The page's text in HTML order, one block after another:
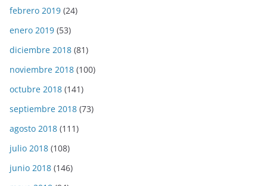
febrero 2019 (24)
enero 2019 (53)
diciembre 2018 (81)
noviembre 2018 (100)
octubre 2018 (141)
septiembre 2018 (73)
agosto 2018 (111)
julio 2018 (108)
junio 2018 (146)